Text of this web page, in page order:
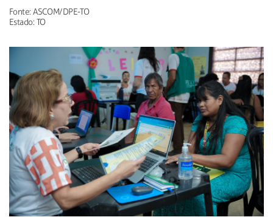
Fonte: ASCOM/DPE-TO
Estado: TO